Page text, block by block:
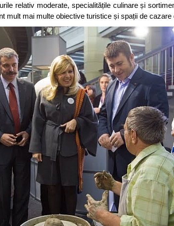
relativ moderate, specialitățile culinare și
mult mai multe obiective turistice și spații de cazare